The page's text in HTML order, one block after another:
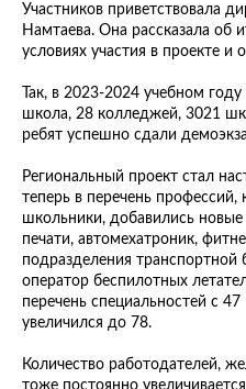
Участников приветствовала
Намтаева. Она рассказала об
условиях участия в проекте и
Так, в 2023-2024 учебном
школа, 28 колледжей, 3021
ребят успешно сдали
Региональный проект стал
теперь в перечень профессий,
школьники, добавились
печати, автомехатроник,
подразделения транспортной
оператор беспилотных
перечень специальностей с
увеличился до 78.
Количество работодателей,
тоже постоянно